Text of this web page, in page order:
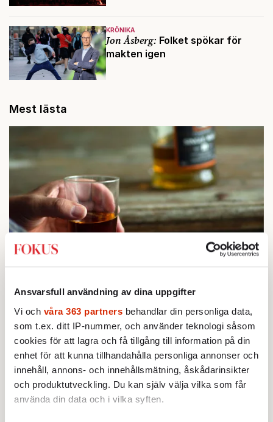
Ansvarsfull användning av dina uppgifter
Vi och våra 363 partners behandlar din personliga data,
som t.ex. ditt IP-nummer, och använder teknologi såsom
cookies för att lagra och få tillgång till information på din
enhet för att kunna tillhandahålla personliga annonser och
innehåll, annons- och innehållsmätning, åskådarinsikter
och produktutveckling. Du kan själv välja vilka som får
använda din data och i vilka syften.
KRÖNIKA
Jon Åsberg: Folket spökar för
makten igen
Mest lästa
ursprungsbefolkningen i Filipstad
KRÖNIKA
2.Sakine Madon: Efter islamistdådet oroar sig
vänstern för Agnes Wold
UTRIKES
3.Därför liknar Putin både tsaren och Stalin
KRÖNIKA
4.Johan Hakelius:DN-rubriken visar vad som sägs
mellan raderna